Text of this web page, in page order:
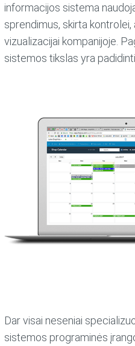
informacijos sistema
sprendimus, skirta
vizualizacijai kompanijoje.
sistemos tikslas yra
Dar visai neseniai
sistemos programinės